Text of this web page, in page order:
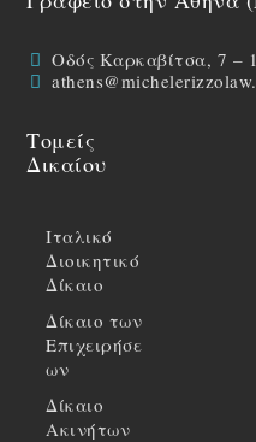
Οδός Καρκαβίτσα, 7 –
Τομείς
Δικαίου
Ιταλικό
Διοικητικό
Δίκαιο
Δίκαιο των
Επιχειρήσε
ων
Δίκαιο
Ακινήτων